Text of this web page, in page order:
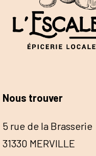
Nous trouver
5 rue de la Brasserie
31330 MERVILLE